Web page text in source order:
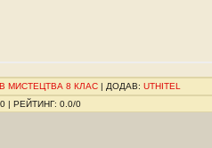
МИСТЕЦТВА 8 КЛАС | ДОДАВ: UTHITEL
0 | РЕЙТИНГ: 0.0/0